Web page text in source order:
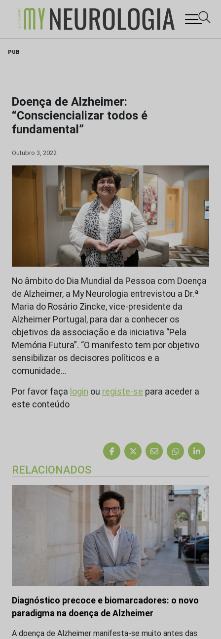
PUB
Doença de Alzheimer:
“Consciencializar todos é
fundamental”
Outubro 3, 2022
No âmbito do Dia Mundial da Pessoa com Doença
de Alzheimer, a My Neurologia entrevistou a Dr.ª
Maria do Rosário Zincke, vice-presidente da
Alzheimer Portugal, para dar a conhecer os
objetivos da associação e da iniciativa “Pela
Memória Futura”. “O manifesto tem por objetivo
sensibilizar os decisores políticos e a
comunidade…
Por favor faça login ou registe-se para aceder a
este conteúdo
RELACIONADOS
Diagnóstico precoce e biomarcadores: o novo
paradigma na doença de Alzheimer
A doença de Alzheimer manifesta-se muito antes das